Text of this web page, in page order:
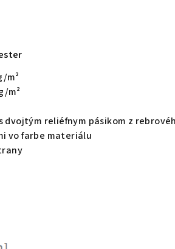
m²
m²
dvojtým reliéfnym pásikom z
vo farbe materiálu